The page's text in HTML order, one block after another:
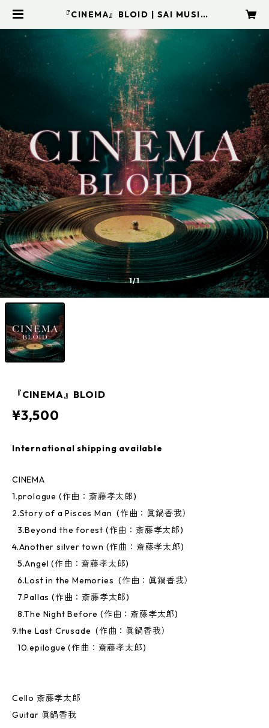
『CINEMA』BLOID | SAI MUSIC
1/1
『CINEMA』BLOID
¥3,500
International shipping available
CINEMA
1.prologue (作曲：斎藤孝太郎)
2.Story of a Pisces Man (作曲：眞鍋香我）
3.Beyond the forest (作曲：斎藤孝太郎)
4.Another silver town (作曲：斎藤孝太郎)
5.Angel (作曲：斎藤孝太郎)
6.Lost in the Memories (作曲：眞鍋香我）
7.Pallas (作曲：斎藤孝太郎)
8.The Night Before (作曲：斎藤孝太郎)
9.the Last Crusade (作曲：眞鍋香我）
10.epilogue (作曲：斎藤孝太郎)
Cello 斎藤孝太郎
Guitar 眞鍋香我